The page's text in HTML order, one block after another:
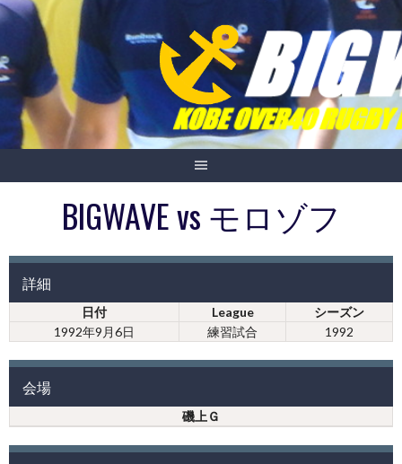
Skip
content
BIGWAVE vs モロゾフ
詳細
日付 League
シーズン
1992年9月6日
練習試合 1992
会場
磯上Ｇ